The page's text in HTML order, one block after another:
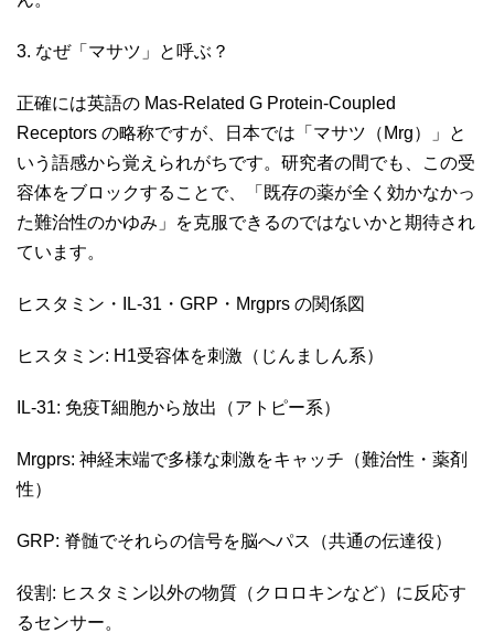
3. なぜ「マサツ」と呼ぶ？
正確には英語の Mas-Related G Protein-Coupled
Receptors の略称ですが、日本では「マサツ（Mrg）」と
いう語感から覚えられがちです。研究者の間でも、この受
容体をブロックすることで、「既存の薬が全く効かなかっ
た難治性のかゆみ」を克服できるのではないかと期待され
ています。
ヒスタミン・IL-31・GRP・Mrgprs の関係図
ヒスタミン: H1受容体を刺激（じんましん系）
IL-31: 免疫T細胞から放出（アトピー系）
Mrgprs: 神経末端で多様な刺激をキャッチ（難治性・薬剤
性）
GRP: 脊髄でそれらの信号を脳へパス（共通の伝達役）
役割: ヒスタミン以外の物質（クロロキンなど）に反応す
るセンサー。